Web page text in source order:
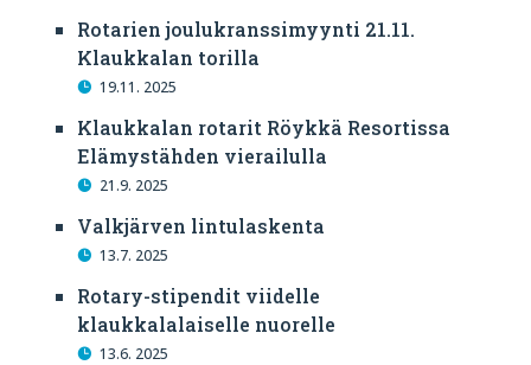
Rotarien joulukranssimyynti 21.11.
Klaukkalan torilla
19.11. 2025
Klaukkalan rotarit Röykkä Resortissa
Elämystähden vierailulla
21.9. 2025
Valkjärven lintulaskenta
13.7. 2025
Rotary-stipendit viidelle
klaukkalalaiselle nuorelle
13.6. 2025